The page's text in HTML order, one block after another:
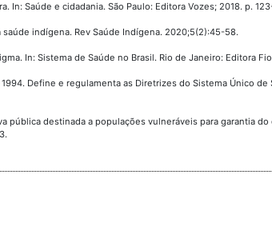
In: Saúde e cidadania. São Paulo: Editora Vozes; 2018. p.
indígena. Rev Saúde Indígena. 2020;5(2):45-58.
In: Sistema de Saúde no Brasil. Rio de Janeiro: Editora
Define e regulamenta as Diretrizes do Sistema Único de
pública destinada a populações vulneráveis para garantia